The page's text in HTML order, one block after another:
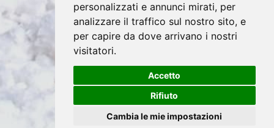
personalizzati e annunci mirati, per
analizzare il traffico sul nostro sito, e
per capire da dove arrivano i nostri
visitatori.
Accetto
Rifiuto
Cambia le mie impostazioni
Partita Iva: 02550670810 /
Privacy e Cookie Policy
Sito realizzato conClickoso